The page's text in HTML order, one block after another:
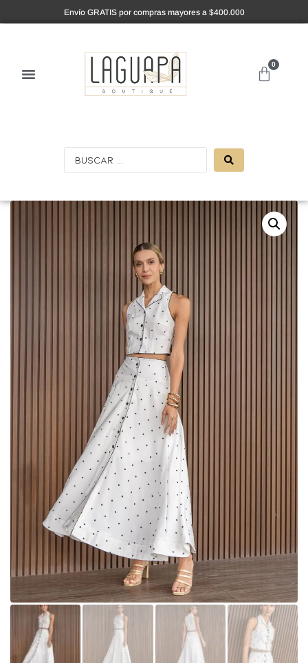
Envío GRATIS por compras mayores a $400.000
0